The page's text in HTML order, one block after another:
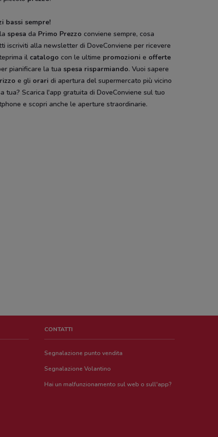
Al Discount Qui Discount SpeSì
bassi sempre!
spesa da Primo Prezzo conviene sempre, cosa
iscriviti alla newsletter di DoveConviene per ricevere
il catalogo con le ultime promozioni e offerte
pianificare la tua spesa risparmiando. Vuoi sapere
e gli oraridi apertura del supermercato più vicino
tua? Scarica l'app gratuita di DoveConviene sul tuo
e scopri anche le aperture straordinarie.
CONTATTI
Segnalazione punto vendita
Segnalazione Volantino
Hai un malfunzionamento sul web o sull'app?